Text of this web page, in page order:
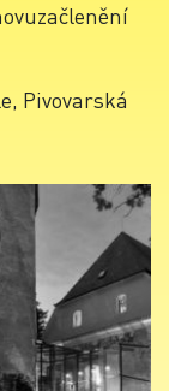
Pivovarská